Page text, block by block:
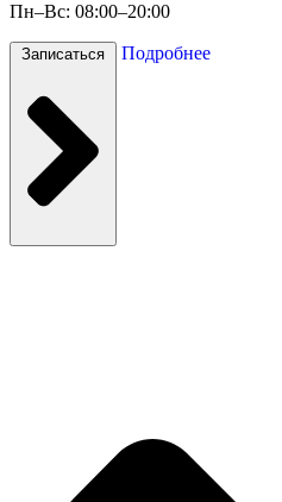
Пн–Вс: 08:00–20:00
Записаться Подробнее